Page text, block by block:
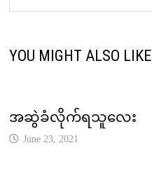
YOU MIGHT ALSO LIKE
အဆွဲခံလိုက်ရသူလေး
June 23, 2021